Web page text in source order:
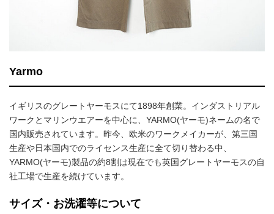
Yarmo
イギリスのグレートヤーモスにて1898年創業。インダストリアル
ワークとマリンウエアーを中心に、YARMO(ヤーモ)ネームの名で
国内販売されています。昨今、欧米のワークメイカーが、第三国
生産や日本国内でのライセンス生産に全て切り替わる中、
YARMO(ヤーモ)製品の約8割は現在でも英国グレートヤーモスの自
社工場で生産を続けています。
サイズ・お洗濯等について